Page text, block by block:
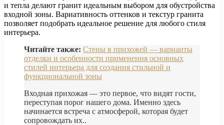
и тепла делают гранит идеальным выбором для обустройства
входной зоны. Вариативность оттенков и текстур гранита
позволяет подобрать идеальное решение для любого стиля
интерьера.
Читайте также: Стены в прихожей — варианты
отделки и особенности применения основных
стилей интерьера для создания стильной и
функциональной зоны
Входная прихожая — это первое, что видят гости,
переступая порог нашего дома. Именно здесь
начинается встреча с атмосферой, которая будет
сопровождать их..